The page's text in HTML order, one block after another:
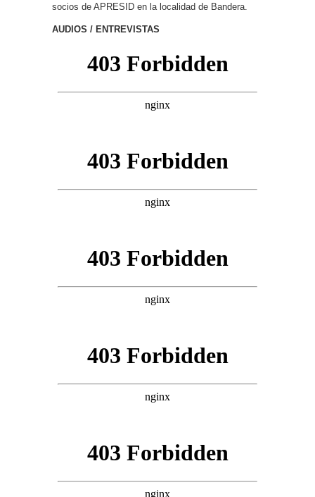
socios de APRESID en la localidad de Bandera.
AUDIOS / ENTREVISTAS